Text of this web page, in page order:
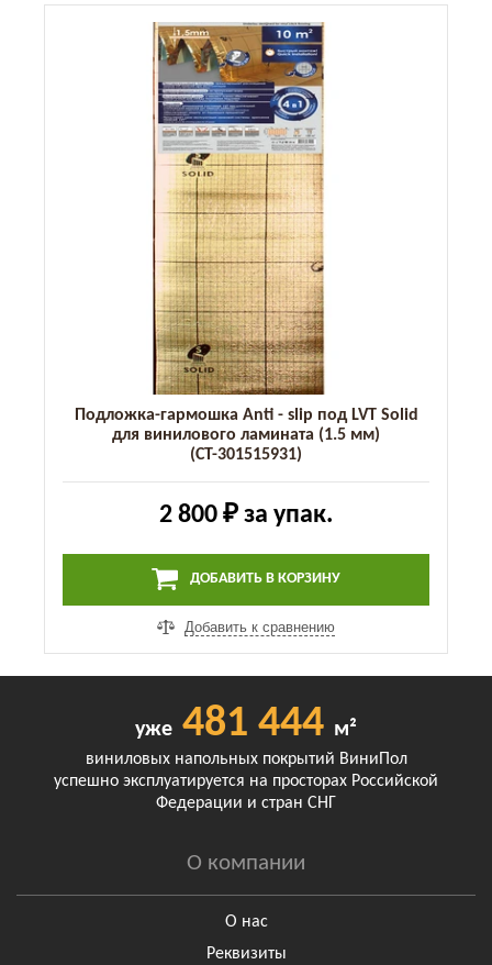
Подложка-гармошка Anti - slip под LVT Solid
для винилового ламината (1.5 мм)
(СТ-301515931)
2 800 ₽ за упак.
ДОБАВИТЬ В КОРЗИНУ
Добавить к сравнению
уже 481 444 м²
виниловых напольных покрытий ВиниПол
успешно эксплуатируется на просторах Российской
Федерации и стран СНГ
О компании
О нас
Реквизиты